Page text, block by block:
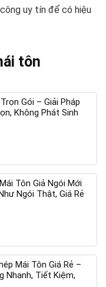
uy tín để có hiệu
tôn
Gói – Giải Pháp
Không Phát Sinh
Tôn Giả Ngói Mới
Ngói Thật, Giá Rẻ
Mái Tôn Giá Rẻ –
Nhanh, Tiết Kiệm,